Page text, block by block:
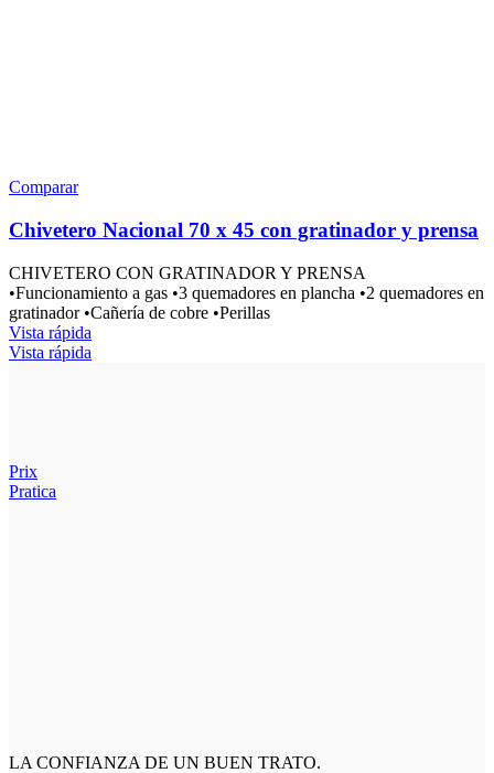
Comparar
Chivetero Nacional 70 x 45 con gratinador y prensa
CHIVETERO CON GRATINADOR Y PRENSA
•Funcionamiento a gas •3 quemadores en plancha •2 quemadores en
gratinador •Cañería de cobre •Perillas
Vista rápida
Vista rápida
Prix
Pratica
LA CONFIANZA DE UN BUEN TRATO.